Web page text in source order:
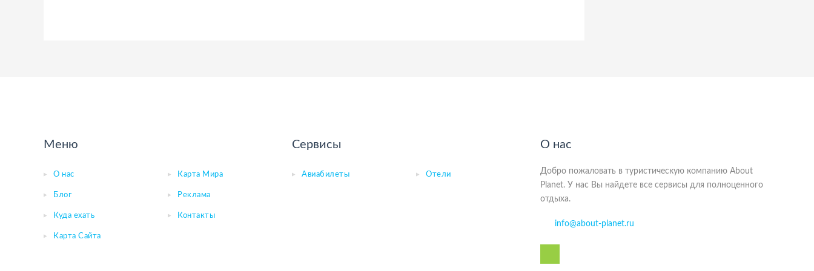
Меню
О нас Карта Мира
Блог Реклама
Куда ехать Контакты
Карта Сайта
Сервисы
Авиабилеты Отели
О нас
Добро пожаловать в туристическую компанию About
Planet. У нас Вы найдете все сервисы для полноценного
отдыха.
info@about-planet.ru